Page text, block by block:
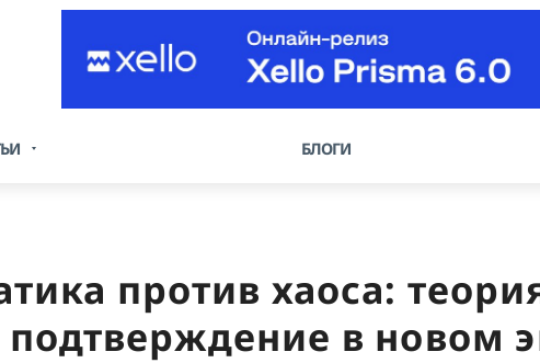
БЛОГИ
против хаоса:
в новом